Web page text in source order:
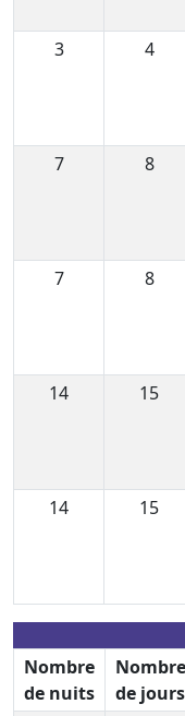
3
4
7
8
7
8
14
15
14
15
Nombre
de nuits
Nombre
de jours